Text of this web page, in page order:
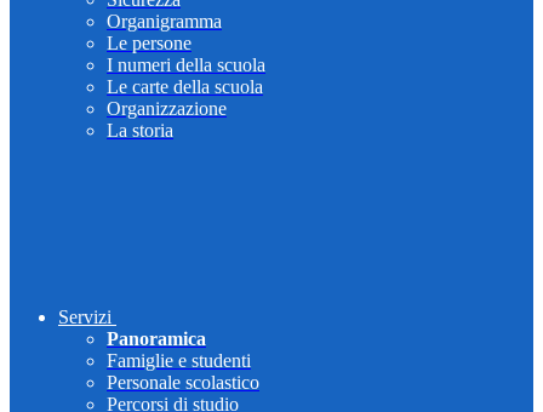
Organigramma
Le persone
I numeri della scuola
Le carte della scuola
Organizzazione
La storia
Servizi
Panoramica
Famiglie e studenti
Personale scolastico
Percorsi di studio